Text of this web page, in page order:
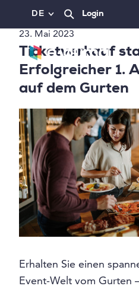
DE Login
23. Mai 2023
Ticketverkauf
Erfolgreicher 1.
auf dem Gurten
Erhalten Sie einen
Event-Welt vom Gurten